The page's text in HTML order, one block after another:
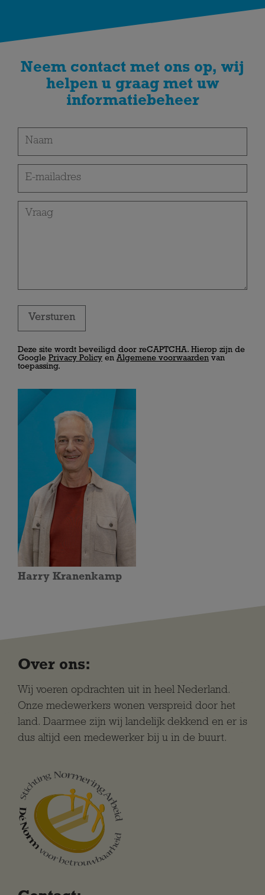
Neem contact met ons op, wij
helpen u graag met uw
informatiebeheer
Versturen
Deze site wordt beveiligd door reCAPTCHA. Hierop zijn de
Google Privacy Policy en Algemene voorwaarden van
toepassing.
Harry Kranenkamp
Over ons:
Wij voeren opdrachten uit in heel Nederland.
Onze medewerkers wonen verspreid door het
land. Daarmee zijn wij landelijk dekkend en er is
dus altijd een medewerker bij u in de buurt.